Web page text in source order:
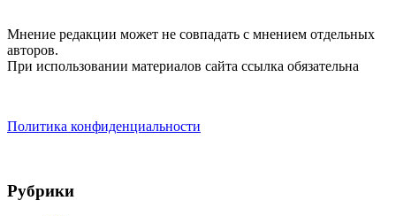
Мнение редакции может не совпадать с мнением отдельных
авторов.
При использовании материалов сайта ссылка обязательна
Политика конфиденциальности
Рубрики